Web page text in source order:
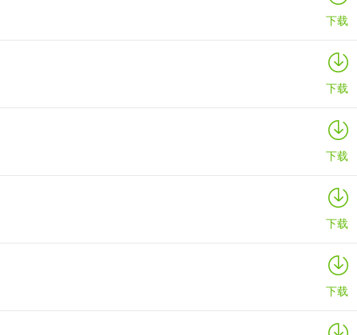
下载
下载
下载
下载
下载